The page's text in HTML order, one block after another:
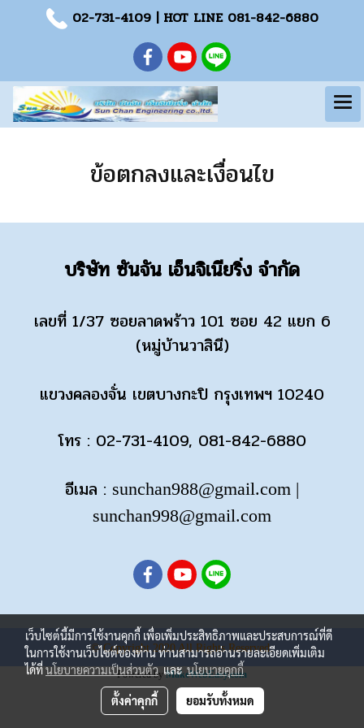
02-731-4109| HOT LINE 081-842-6880
ข้อตกลงและเงื่อนไข
บริษัท ซันจัน เอ็นจิเนียริ่ง จำกัด
เลขที่ 1/37 ซอยลาดพร้าว 101 ซอย 42 แยก 6
(หมู่บ้านวาสินี)
แขวงคลองจั่น เขตบางกะปิ กรุงเทพฯ 10240
โทร : 02-731-4109, 081-842-6880
อีเมล : sunchan988@gmail.com |
sunchan998@gmail.com
© Copyright 2020 All Rights Reserved.
Powered byMakeWebEasy.com
เว็บไซต์นี้มีการใช้งานคุกกี้ เพื่อเพิ่มประสิทธิภาพและประสบการณ์ที่ดี
ในการใช้งานเว็บไซต์ของท่าน ท่านสามารถอ่านรายละเอียดเพิ่มเติม
ได้ที่นโยบายความเป็นส่วนตัวและนโยบายคุกกี้
ตั้งค่าคุกกี้ ยอมรับทั้งหมด